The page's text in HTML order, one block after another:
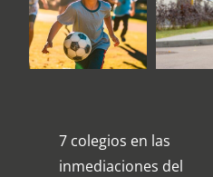
7 colegios en las
inmediaciones del